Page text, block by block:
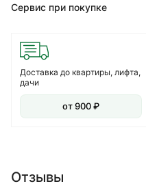
Сервис при покупке
Доставка до квартиры, лифта,
дачи
от 900 ₽
Отзывы